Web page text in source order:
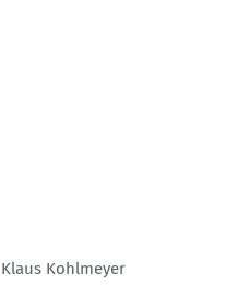
Klaus Kohlmeyer